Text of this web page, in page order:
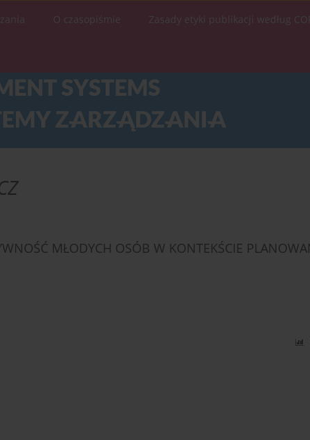
O czasopiśmie Zasady etyki publikacji według
MŁODYCH OSÓB W KONTEKŚCIE